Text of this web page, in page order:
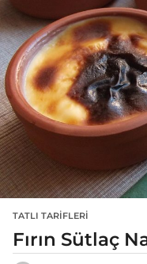
TATLI TARIFLERI
Fırın Sütlaç